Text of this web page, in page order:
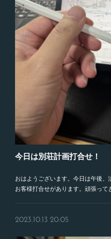
今日は別荘計画打合せ！
おはようございます。今日は午後
お客様打合せがあります。頑張って
2023.10.13 20:05